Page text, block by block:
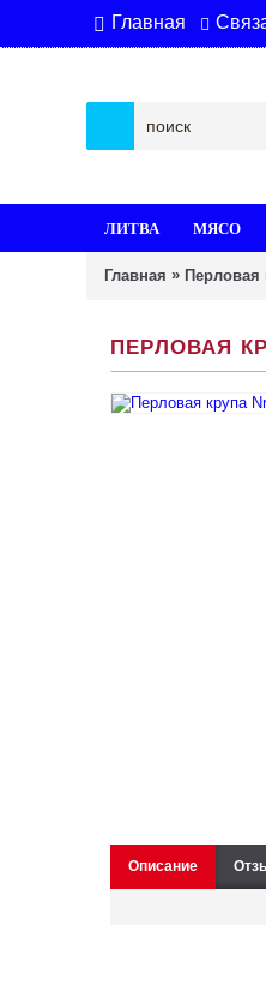
Главная
ЛИТВА МЯСО
Главная » Перловая
ПЕРЛОВАЯ
Описание